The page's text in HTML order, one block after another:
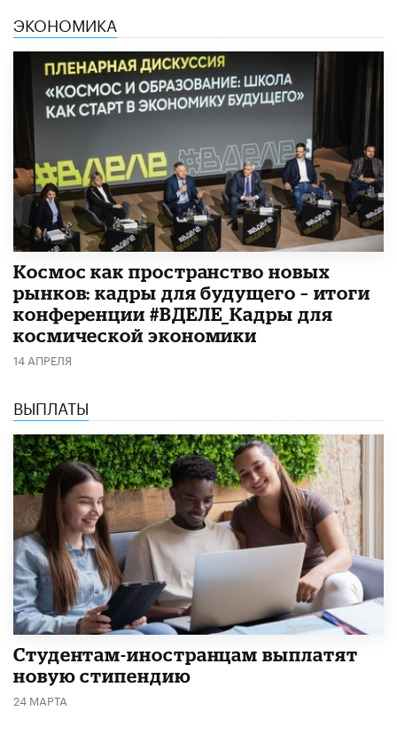
ЭКОНОМИКА
Космос как пространство новых
рынков: кадры для будущего – итоги
конференции #ВДЕЛЕ_Кадры для
космической экономики
14 АПРЕЛЯ
ВЫПЛАТЫ
Студентам-иностранцам выплатят
новую стипендию
24 МАРТА